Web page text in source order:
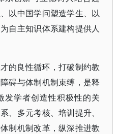
以中国学问塑造学生、以
自主知识体系建构提供人
的良性循环，打破制约教
碍与体制机制束缚，是释
发学者创造性积极性的关
、多元考核、培训提升、
制机制改革，纵深推进教